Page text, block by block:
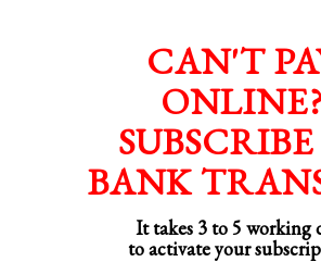
CAN'T
BANK
It takes 3 to 5 working
to activate your